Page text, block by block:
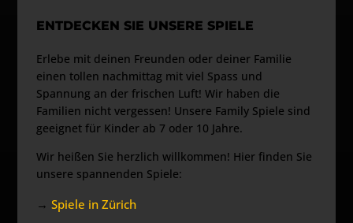
ENTDECKEN SIE UNSERE SPIELE
Erlebe mit deinen Freunden oder deiner Familie
einen tollen nachmittag mit viel Spass und
Spannung an der frischen Luft! Wir haben die
Familien nicht vergessen! Unsere Family Spiele sind
geeignet für Kinder ab 7 oder 10 Jahre.
Wir heißen Sie herzlich willkommen! Hier finden Sie
unsere spannenden Spiele:
→Spiele in Zürich